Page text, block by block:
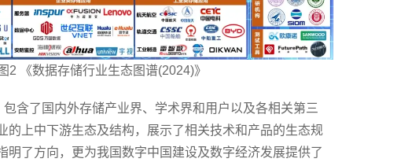
2 《数据存储行业生态图谱(2024)》
包含了国内外存储产业界、学术界和用户以及各相关第三
的上中下游生态及结构，展示了相关技术和产品的生态规
明了方向，更为我国数字中国建设及数字经济发展提供了